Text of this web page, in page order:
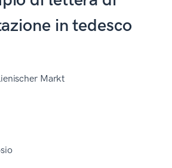
in tedesco
Markt